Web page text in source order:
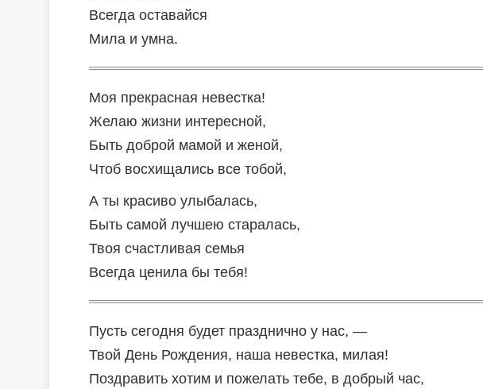
Всегда оставайся
Мила и умна.
Моя прекрасная невестка!
Желаю жизни интересной,
Быть доброй мамой и женой,
Чтоб восхищались все тобой,
А ты красиво улыбалась,
Быть самой лучшею старалась,
Твоя счастливая семья
Всегда ценила бы тебя!
Пусть сегодня будет празднично у нас, —
Твой День Рождения, наша невестка, милая!
Поздравить хотим и пожелать тебе, в добрый час,